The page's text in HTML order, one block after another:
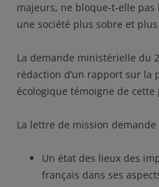
majeurs, ne bloque-t-elle
une société plus sobre et
La demande ministérielle du
rédaction d’un rapport sur
écologique témoigne de cette
La lettre de mission
Un état des lieux des
français dans ses